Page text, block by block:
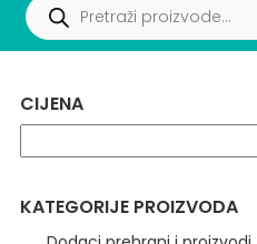
CIJENA
KATEGORIJE PROIZVODA